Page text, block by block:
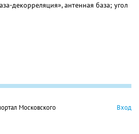
декорреляция», антенная база; угол
Московского
Вход